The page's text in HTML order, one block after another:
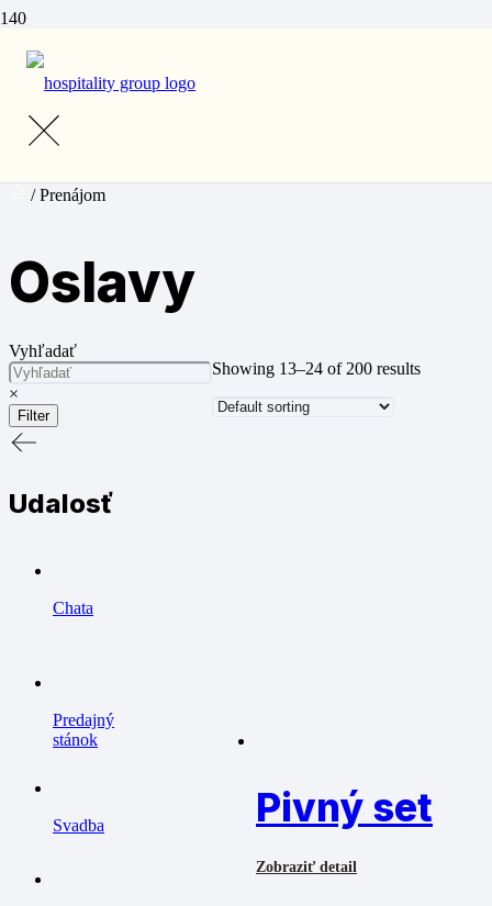
Prenájom
/ Prenájom
Oslavy
Vyhľadať
×
Filter
Udalosť
Chata
Predajný
stánok
Svadba
Showing 13–24 of 200 results
Pivný set
Zobraziť detail